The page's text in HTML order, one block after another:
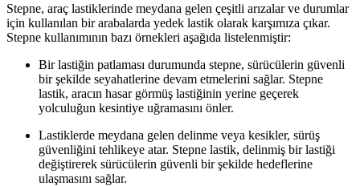
Stepne, araç lastiklerinde meydana gelen çeşitli arızalar ve durumlar
için kullanılan bir arabalarda yedek lastik olarak karşımıza çıkar.
Stepne kullanımının bazı örnekleri aşağıda listelenmiştir:
Bir lastiğin patlaması durumunda stepne, sürücülerin güvenli
bir şekilde seyahatlerine devam etmelerini sağlar. Stepne
lastik, aracın hasar görmüş lastiğinin yerine geçerek
yolculuğun kesintiye uğramasını önler.
Lastiklerde meydana gelen delinme veya kesikler, sürüş
güvenliğini tehlikeye atar. Stepne lastik, delinmiş bir lastiği
değiştirerek sürücülerin güvenli bir şekilde hedeflerine
ulaşmasını sağlar.